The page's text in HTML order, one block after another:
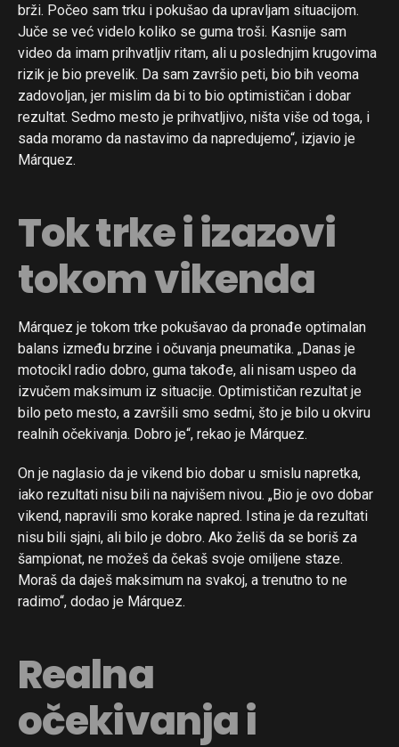
brži. Počeo sam trku i pokušao da upravljam situacijom.
Juče se već videlo koliko se guma troši. Kasnije sam
video da imam prihvatljiv ritam, ali u poslednjim krugovima
rizik je bio prevelik. Da sam završio peti, bio bih veoma
zadovoljan, jer mislim da bi to bio optimističan i dobar
rezultat. Sedmo mesto je prihvatljivo, ništa više od toga, i
sada moramo da nastavimo da napredujemo“, izjavio je
Márquez.
Tok trke i izazovi
tokom vikenda
Márquez je tokom trke pokušavao da pronađe optimalan
balans između brzine i očuvanja pneumatika. „Danas je
motocikl radio dobro, guma takođe, ali nisam uspeo da
izvučem maksimum iz situacije. Optimističan rezultat je
bilo peto mesto, a završili smo sedmi, što je bilo u okviru
realnih očekivanja. Dobro je“, rekao je Márquez.
On je naglasio da je vikend bio dobar u smislu napretka,
iako rezultati nisu bili na najvišem nivou. „Bio je ovo dobar
vikend, napravili smo korake napred. Istina je da rezultati
nisu bili sjajni, ali bilo je dobro. Ako želiš da se boriš za
šampionat, ne možeš da čekaš svoje omiljene staze.
Moraš da daješ maksimum na svakoj, a trenutno to ne
radimo“, dodao je Márquez.
Realna
očekivanja i